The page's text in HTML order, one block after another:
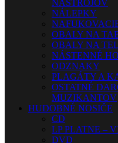
NÁSTROJOV
NÁLEPKY
OBALY NA
OBALY NA
NÁSTENNÉ
ODZNAKY
PLAGÁTY A
OSTATNÉ
MUZIKANTOV
HUDOBNÉ NOSIČE
CD
LP PLATNE –
DVD